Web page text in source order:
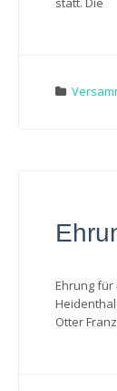
Ehrung für
Otter Franz